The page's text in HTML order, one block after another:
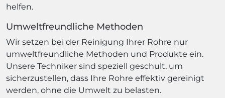
helfen.
Umweltfreundliche Methoden
Wir setzen bei der Reinigung Ihrer Rohre nur
umweltfreundliche Methoden und Produkte ein.
Unsere Techniker sind speziell geschult, um
sicherzustellen, dass Ihre Rohre effektiv gereinigt
werden, ohne die Umwelt zu belasten.